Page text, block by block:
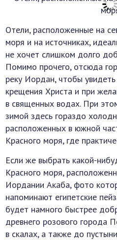
Отели, расположенные на
моря и на источниках,
не хочет слишком долго
Помимо прочего, отсюда
реку Иордан, чтобы
крещения Христа и при
в священных водах. При
зимой здесь гораздо
расположенных в южной
Красного моря, где
Если же выбрать какой-
Красного моря,
Иордании Акаба, фото
напоминают египетские
будет намного быстрее
древнего розового города
в скалах, а также до